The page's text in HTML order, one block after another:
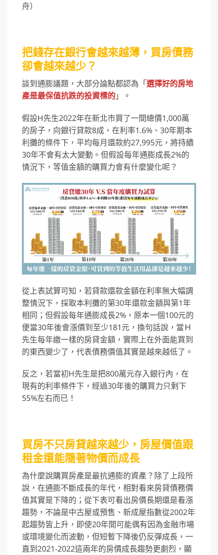
舟）
把錢存在銀行會越來越薄，買房債務
卻會越來越少？
談到通膨議題，大部分論點都認為「選擇好的房地
產是最保值抗跌的投資標的」。
假設H先生2022年在新北市買了一間總價1,000萬
的房子，向銀行貸款8成，在利率1.6%、30年期本
利攤的條件下，平均每月還款約27,995元，將持續
30年不會有太大變動。但假設每年通膨成長2%的
情況下，等值金額的購買力會有什麼變化呢？
從上表試算可知，若貸款還款金額在利率無大幅調
整情況下，採取本利攤的第30年還款金額與第1年
相同；但假設每年通膨成長2%，原本一個100元的
便當30年後會漲價到至少181元，換句話說，當Ｈ
先生每年繳一樣的房貸金額，實際上在外面能買到
的東西變少了，代表債務價值其實是越來越低了。
反之，若當初H先生是把800萬元存入銀行內，在
現有的利率條件下，經過30年後的購買力只剩下
55%左右而已！
買房不只房貸越來越少，房屋價值跟
租金還能隨著物價而成長
為什麼說購買房產是最抗通膨的資產？除了上段所
說，在通膨不斷成長的年代，相對看來房貸債務價
值其實是下降的；從下表可看出房價長期還是看漲
趨勢，不論是中古屋或預售、新成屋指數從2002年
起趨勢皆上升，即使20年間可能偶有因為金融市場
或環境變化而波動，但短暫下降後仍反彈成長，一
直到2021-2022這兩年的房價成長趨勢更劇烈，顯